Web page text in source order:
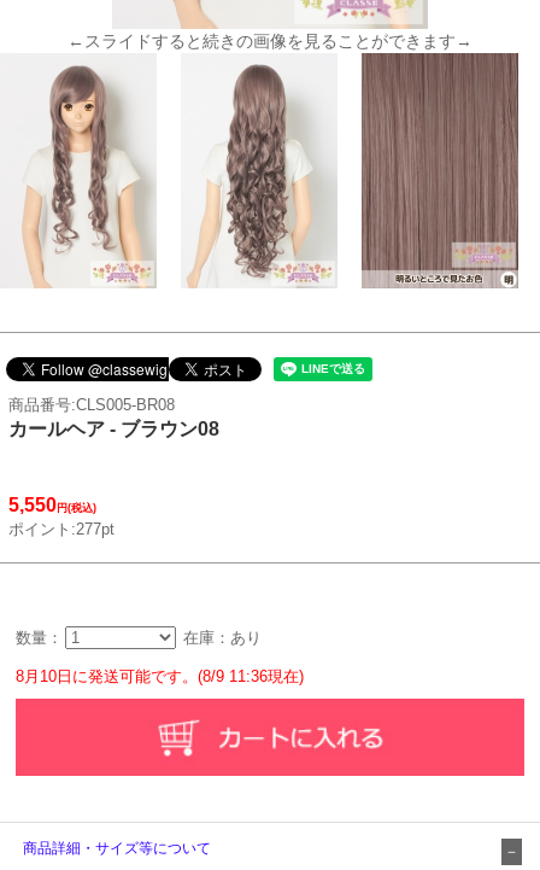
←スライドすると続きの画像を見ることができます→
商品番号:CLS005-BR08
カールヘア - ブラウン08
5,550円(税込)
ポイント:277pt
数量： 在庫：あり
8月10日に発送可能です。(8/9 11:36現在)
商品詳細・サイズ等について